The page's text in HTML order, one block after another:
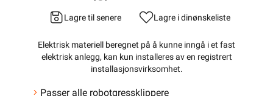
Lagre til senere Lagre i dinønskeliste
Elektrisk materiell beregnet på å kunne inngå i et fast
elektrisk anlegg, kan kun installeres av en registrert
installasjonsvirksomhet.
Passer alle robotgressklippere